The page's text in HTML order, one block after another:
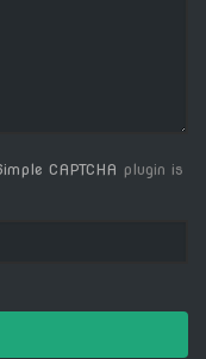
CAPTCHA plugin is